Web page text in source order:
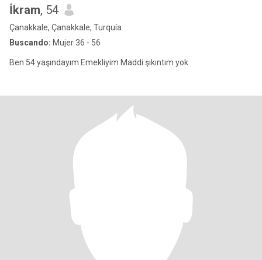
İkram, 54
Çanakkale, Çanakkale, Turquía
Buscando: Mujer 36 - 56
Ben 54 yaşındayım Emekliyim Maddi şıkıntım yok